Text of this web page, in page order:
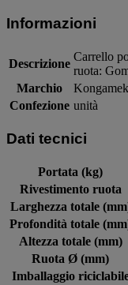
Informazioni
Descrizione
Carrello
ruota:
Marchio
Kongamek
Confezione unità
Dati tecnici
Portata (kg)
Rivestimento ruota
Larghezza totale
Profondità totale
Altezza totale (mm)
Ruota Ø (mm)
Imballaggio